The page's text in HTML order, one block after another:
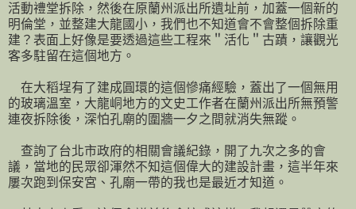
活動禮堂拆除，然後在原蘭州派出所遺址前，加蓋一個新的
明倫堂，並整建大龍國小，我們也不知道會不會整個拆除重
建？表面上好像是要透過這些工程來＂活化＂古蹟，讓觀光
客多駐留在這個地方。
在大稻埕有了建成圓環的這個慘痛經驗，蓋出了一個無用
的玻璃溫室，大龍峒地方的文史工作者在蘭州派出所無預警
連夜拆除後，深怕孔廟的圍牆一夕之間就消失無蹤。
查詢了台北市政府的相關會議紀錄，開了九次之多的會
議，當地的民眾卻渾然不知這個偉大的建設計畫，這半年來
屢次跑到保安宮、孔廟一帶的我也是最近才知道。